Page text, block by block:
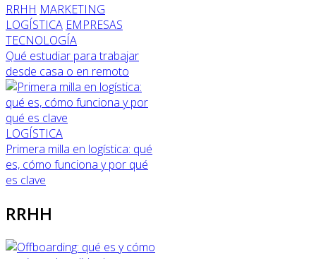
RRHH MARKETING
LOGÍSTICA EMPRESAS
TECNOLOGÍA
Qué estudiar para trabajar
desde casa o en remoto
LOGÍSTICA
Primera milla en logística: qué
es, cómo funciona y por qué
es clave
RRHH